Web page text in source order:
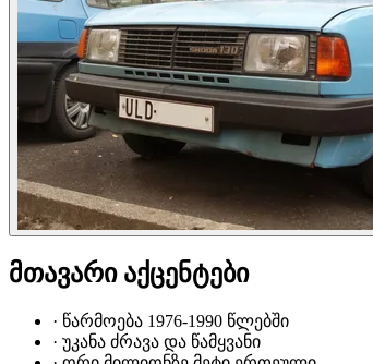
მთავარი აქცენტები
· წარმოება 1976-1990 წლებში
· უკანა ძრავა და წამყვანი